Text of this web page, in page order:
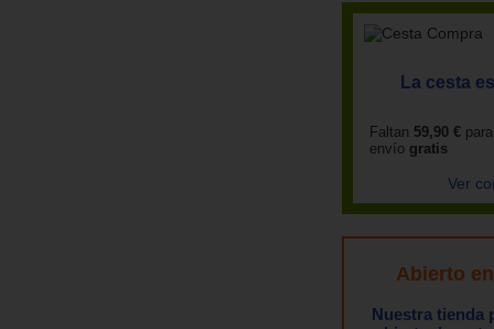
La cesta
Faltan 59,90 €
envío gratis
Ver
Abierto
Nuestra tienda